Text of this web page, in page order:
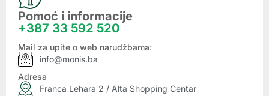
Pomoć i informacije
+387 33 592 520
Mail za upite o web narudžbama:
info@monis.ba
Adresa
Franca Lehara 2 / Alta Shopping Centar